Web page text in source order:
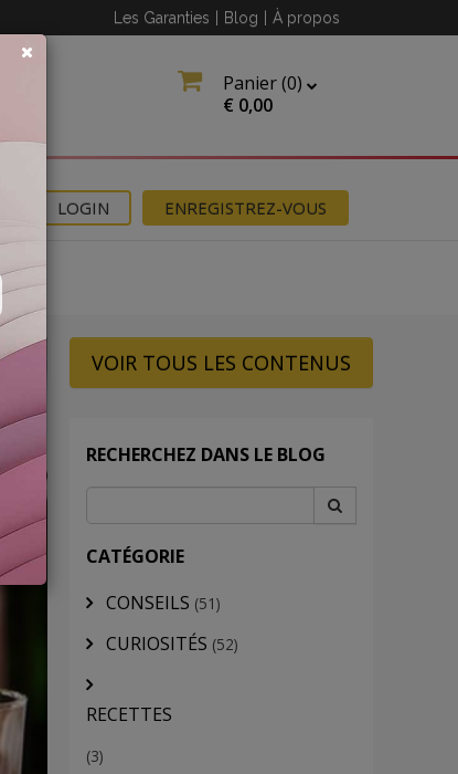
Les Garanties Blog À propos
Panier (0)
€ 0,00
ENREGISTREZ-VOUS
LOGIN
VOIR TOUS LES CONTENUS
RECHERCHEZ DANS LE BLOG
CATÉGORIE
CONSEILS (51)
CURIOSITÉS (52)
RECETTES
(3)